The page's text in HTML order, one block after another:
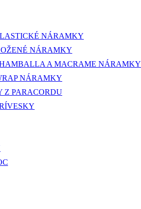
NÁRAMKY
NÁRAMKY
A MACRAME NÁRAMKY
NÁRAMKY
Z PARACORDU